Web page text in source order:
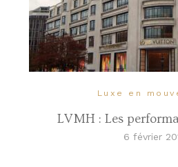
Luxe en
LVMH : Les
6 février